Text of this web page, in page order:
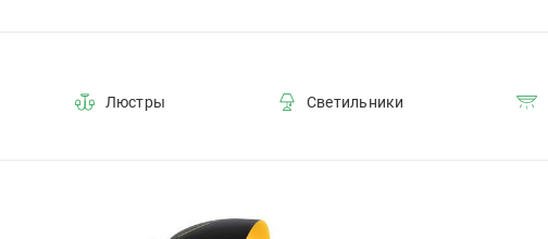
Люстры Светильники